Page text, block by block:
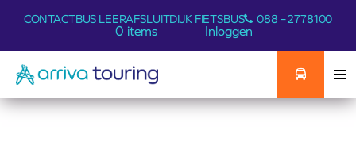
CONTACTBUS LEERAFSLUITDIJK FIETSBUS 088 – 2778100
0 items Inloggen